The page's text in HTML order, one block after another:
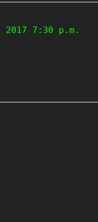
2017 7:30 p.m.